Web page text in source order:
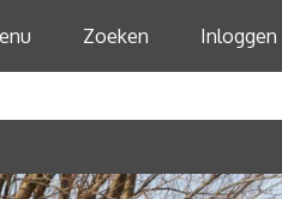
Zoeken Inloggen